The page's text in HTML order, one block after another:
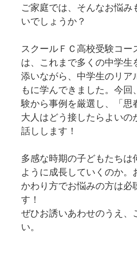
ご家庭では、そんなお悩み
いでしょうか？
スクールＦＣ高校受験コー
は、これまで多くの中学生
添いながら、中学生のリア
もに学んできました。今回
験から事例を厳選し、「思
大人はどう接したらよいの
話しします！
多感な時期の子どもたちは
ように成長していくのか。
かわり方でお悩みの方は必
す！
ぜひお誘いあわせのうえ、
い。